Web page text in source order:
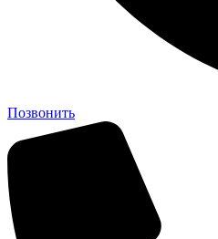
Позвонить